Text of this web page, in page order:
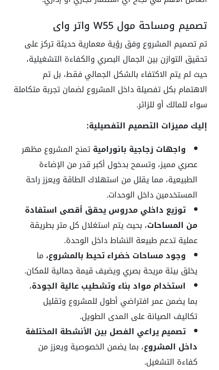
تصميم ومساحة مول W55 واتر واي
تم تصميم المشروع وفق رؤية معمارية حديثة تركز على
تحقيق التوازن بين الجمال البصري والكفاءة التشغيلية،
حيث لم يتم الاكتفاء بالشكل الجمالي فقط، بل تم
الاهتمام بكل تفصيلة داخل المشروع لضمان تجربة متكاملة
سواء للمالك أو للزائر.
إليك مميزات التصميم التفصيلية:
واجهات زجاجية بانوراميةتمنح المشروع مظهر
عصري مميز، وتسمح بدخول أكبر قدر من الإضاءة
الطبيعية، مما يقلل من استهلاك الطاقة ويعزز راحة
المستخدمين داخل الوحدات.
توزيع داخلي مدروس يحقق أقصى استفادة
من المساحات، بحيث يتم استغلال كل متر بطريقة
عملية تدعم طبيعة النشاط داخل الوحدة.
وجود مساحات خضراء تحيط بالمشروع، ما
يخلق بيئة مريحة بصري ويضيف قيمة جمالية للمكان.
استخدام مواد بناء وتشطيب عالية الجودة،
بما يضمن عمر افتراضي أطول للمشروع وتقليل
تكاليف الصيانة على المدى الطويل.
تصميم يراعي الفصل بين الأنشطة المختلفة
داخل المشروع، بما يضمن الخصوصية ويعزز من
كفاءة التشغيل.